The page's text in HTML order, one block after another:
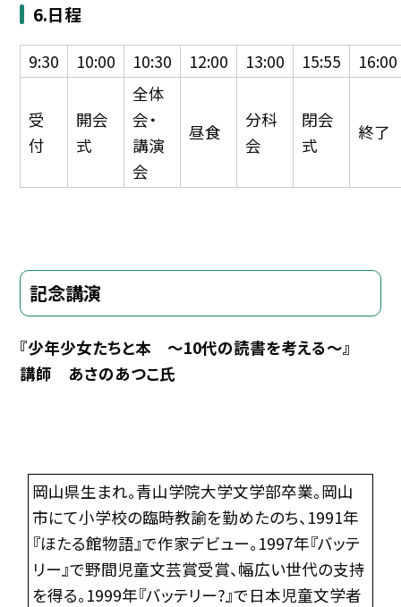
6.日程
9:30 10:00 10:30 12:00 13:00 15:55 16:00
受
付
開会
式
全体
会・
講演
会
昼食
分科
会
閉会
式
終了
記念講演
『少年少女たちと本 〜10代の読書を考える〜』
講師 あさのあつこ氏
岡山県生まれ。青山学院大学文学部卒業。岡山
市にて小学校の臨時教諭を勤めたのち、1991年
『ほたる館物語』で作家デビュー。1997年『バッテ
リー』で野間児童文芸賞受賞、幅広い世代の支持
を得る。1999年『バッテリー?』で日本児童文学者